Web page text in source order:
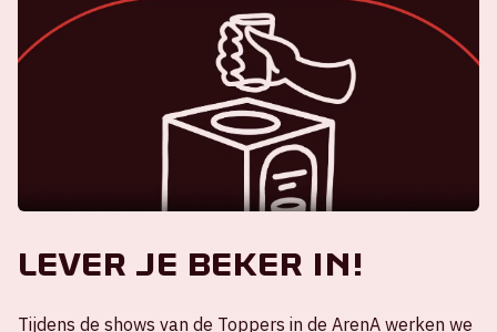
Lever je beker in!
Tijdens de shows van de Toppers in de ArenA werken we